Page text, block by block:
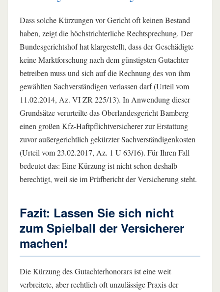
Dass solche Kürzungen vor Gericht oft keinen Bestand
haben, zeigt die höchstrichterliche Rechtsprechung. Der
Bundesgerichtshof hat klargestellt, dass der Geschädigte
keine Marktforschung nach dem günstigsten Gutachter
betreiben muss und sich auf die Rechnung des von ihm
gewählten Sachverständigen verlassen darf (Urteil vom
11.02.2014, Az. VI ZR 225/13). In Anwendung dieser
Grundsätze verurteilte das Oberlandesgericht Bamberg
einen großen Kfz-Haftpflichtversicherer zur Erstattung
zuvor außergerichtlich gekürzter Sachverständigenkosten
(Urteil vom 23.02.2017, Az. 1 U 63/16). Für Ihren Fall
bedeutet das: Eine Kürzung ist nicht schon deshalb
berechtigt, weil sie im Prüfbericht der Versicherung steht.
Fazit: Lassen Sie sich nicht
zum Spielball der Versicherer
machen!
Die Kürzung des Gutachterhonorars ist eine weit
verbreitete, aber rechtlich oft unzulässige Praxis der